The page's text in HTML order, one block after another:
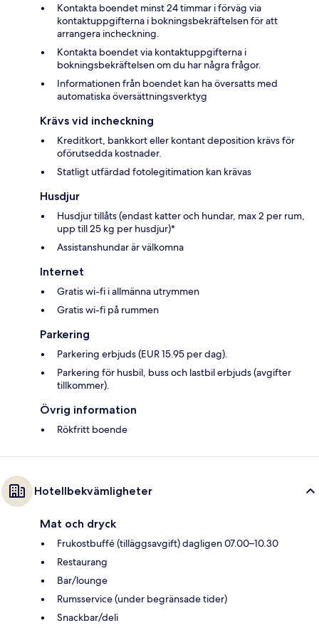
Kontakta boendet minst 24 timmar i förväg via
kontaktuppgifterna i bokningsbekräftelsen för att
arrangera incheckning.
Kontakta boendet via kontaktuppgifterna i
bokningsbekräftelsen om du har några frågor.
Informationen från boendet kan ha översatts med
automatiska översättningsverktyg
Krävs vid incheckning
Kreditkort, bankkort eller kontant deposition krävs för
oförutsedda kostnader.
Statligt utfärdad fotolegitimation kan krävas
Husdjur
Husdjur tillåts (endast katter och hundar, max 2 per rum,
upp till 25 kg per husdjur)*
Assistanshundar är välkomna
Internet
Gratis wi-fi i allmänna utrymmen
Gratis wi-fi på rummen
Parkering
Parkering erbjuds (EUR 15.95 per dag).
Parkering för husbil, buss och lastbil erbjuds (avgifter
tillkommer).
Övrig information
Rökfritt boende
Hotellbekvämligheter
Mat och dryck
Frukostbuffé (tilläggsavgift) dagligen 07.00–10.30
Restaurang
Bar/lounge
Rumsservice (under begränsade tider)
Snackbar/deli